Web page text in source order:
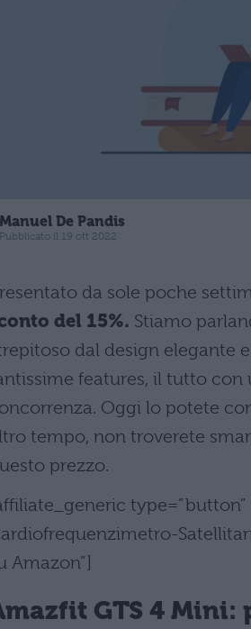
Manuel De Pandis
Pubblicato il 19 ott 2022
da sole poche
del 15%. Stiamo
dal design elegante
features, il tutto
Oggi lo potete
tempo, non troverete
prezzo.
Amazon”]
GTS 4